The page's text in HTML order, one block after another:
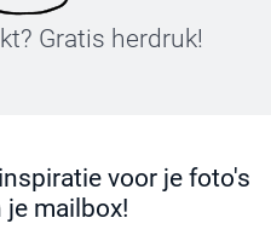
Gratis herdruk!
voor je foto's
mailbox!